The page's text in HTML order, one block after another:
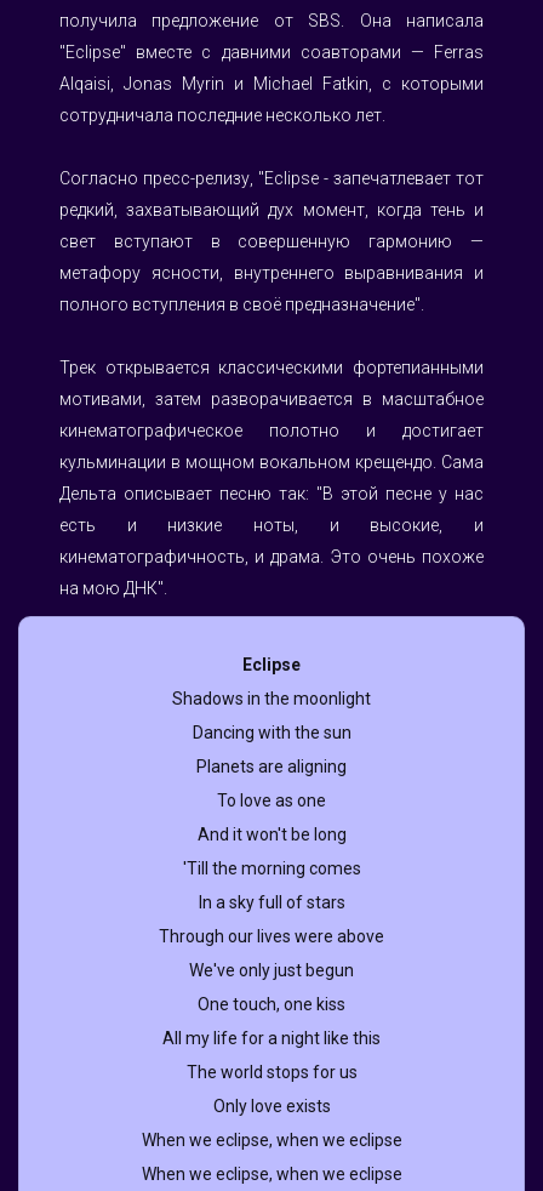
получила предложение от SBS. Она написала
"Eclipse" вместе с давними соавторами — Ferras
Alqaisi, Jonas Myrin и Michael Fatkin, с которыми
сотрудничала последние несколько лет.
Согласно пресс-релизу, "Eclipse - запечатлевает тот
редкий, захватывающий дух момент, когда тень и
свет вступают в совершенную гармонию —
метафору ясности, внутреннего выравнивания и
полного вступления в своё предназначение".
Трек открывается классическими фортепианными
мотивами, затем разворачивается в масштабное
кинематографическое полотно и достигает
кульминации в мощном вокальном крещендо. Сама
Дельта описывает песню так: "В этой песне у нас
есть и низкие ноты, и высокие, и
кинематографичность, и драма. Это очень похоже
на мою ДНК".
Eclipse
Shadows in the moonlight
Dancing with the sun
Planets are aligning
To love as one
And it won't be long
'Till the morning comes
In a sky full of stars
Through our lives were above
We've only just begun
One touch, one kiss
All my life for a night like this
The world stops for us
Only love exists
When we eclipse, when we eclipse
When we eclipse, when we eclipse